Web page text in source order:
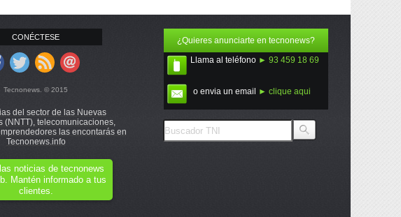
CONÉCTESE
Tecnonews. © 2015
del sector de las Nuevas
(NNTT), telecomunicaciones,
las encontarás en
Tecnonews.info
noticias de tecnonews
Mantén informado a tus
clientes.
¿Quieres anunciarte en tecnonews?
Llama al teléfono ► 93 459 18 69
o envia un email ► clique aqui